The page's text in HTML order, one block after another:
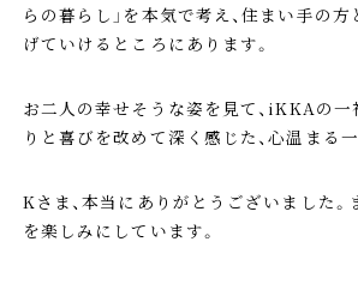
らの暮らし」を本気で考え、住まい手の
げていけるところにあります。
お二人の幸せそうな姿を見て、iKKAの一
りと喜びを改めて深く感じた、心温まる
Kさま、本当にありがとうございました
を楽しみにしています。